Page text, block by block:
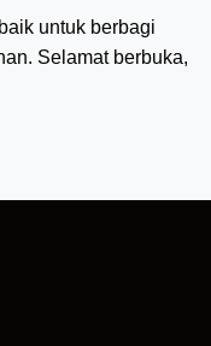
untuk berbagi
Selamat berbuka,